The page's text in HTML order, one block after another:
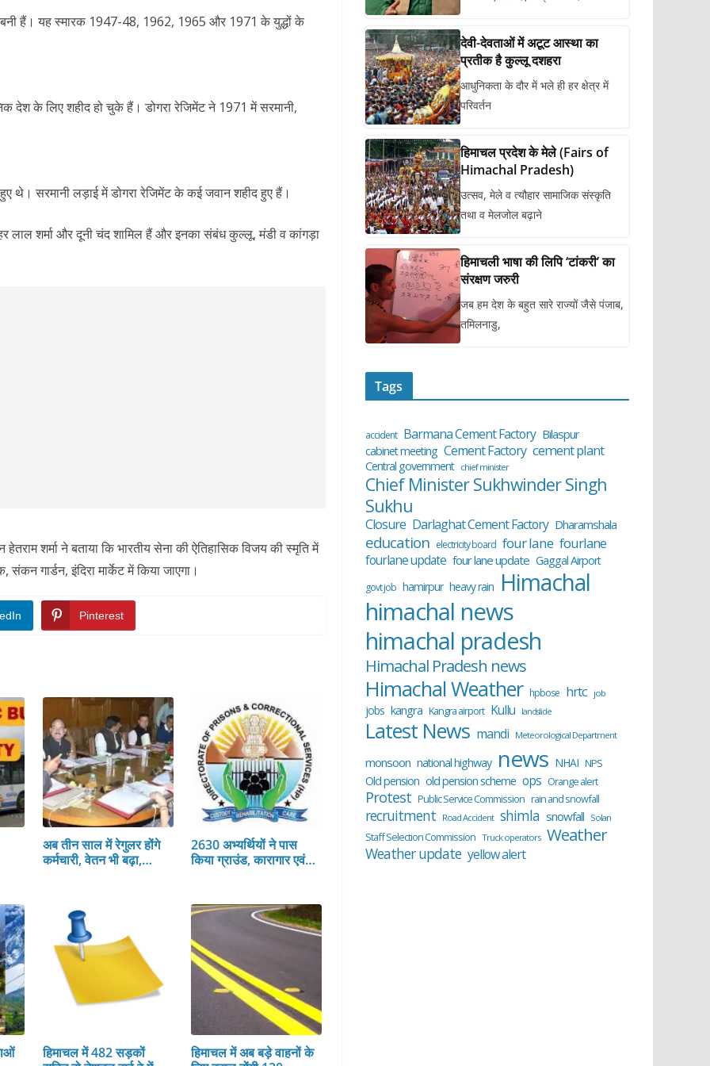
बनी हैं। यह स्मारक 1947-48, 1962, 1965 और 1971 के युद्धों के
के लिए शहीद हो चुके हैं। डोगरा रेजिमेंट ने 1971 में सरमानी,
थे। सरमानी लड़ाई में डोगरा रेजिमेंट के कई जवान शहीद हुए हैं।
लाल शर्मा और दूनी चंद शामिल हैं और इनका संबंध कुल्लू, मंडी व कांगड़ा
शर्मा ने बताया कि भारतीय सेना की ऐतिहासिक विजय की स्मृति में
गार्डन, इंदिरा मार्केट में किया जाएगा।
Pinterest
अब तीन साल में रेगुलर होंगे
कर्मचारी, वेतन भी बढ़ा,…
2630 अभ्यर्थियों ने पास
किया ग्राउंड, कारागार एवं…
हिमाचल में 482 सड़कों
हिमाचल में अब बड़े वाहनों के
देवी-देवताओं में अटूट आस्था का
प्रतीक है कुल्लू दशहरा
आधुनिकता के दौर में भले ही हर क्षेत्र में
परिवर्तन
हिमाचल प्रदेश के मेले (Fairs of
Himachal Pradesh)
उत्सव, मेले व त्यौहार सामाजिक संस्कृति
तथा व मेलजोल बढ़ाने
हिमाचली भाषा की लिपि ‘टांकरी’ का
संरक्षण जरुरी
जब हम देश के बहुत सारे राज्यों जैसे पंजाब,
तमिलनाडु,
Tags
accident Barmana Cement Factory Bilaspur
cabinet meeting Cement Factory cement plant
Central government chief minister
Chief Minister Sukhwinder Singh
Sukhu
Closure Darlaghat Cement Factory Dharamshala
education electricity board four lane fourlane
fourlane update four lane update Gaggal Airport
govt job hamirpur heavy rain Himachal
himachal news
himachal pradesh
Himachal Pradesh news
Himachal Weather hpbose hrtc job
jobs kangra Kangra airport Kullu landslide
Latest News mandi Meteorological Department
monsoon national highway news NHAI NPS
Old pension old pension scheme ops Orange alert
Protest Public Service Commission rain and snowfall
recruitment Road Accident shimla snowfall Solan
Staff Selection Commission Truck operators Weather
Weather update yellow alert